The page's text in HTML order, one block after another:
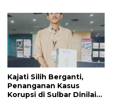
Kajati Silih Berganti,
Penanganan Kasus
Korupsi di Sulbar Dinilai